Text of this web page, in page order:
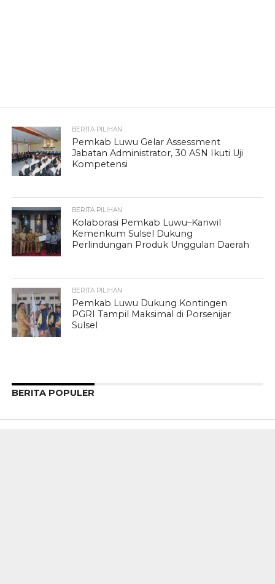
BERITA PILIHAN
Pemkab Luwu Gelar Assessment
Jabatan Administrator, 30 ASN Ikuti Uji
Kompetensi
BERITA PILIHAN
Kolaborasi Pemkab Luwu–Kanwil
Kemenkum Sulsel Dukung
Perlindungan Produk Unggulan Daerah
BERITA PILIHAN
Pemkab Luwu Dukung Kontingen
PGRI Tampil Maksimal di Porsenijar
Sulsel
BERITA POPULER